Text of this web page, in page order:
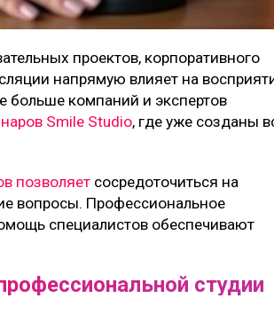
проектов, корпоративного
напрямую влияет на
больше компаний и экспертов
Smile Studio, где уже созданы
позволяет сосредоточиться на
вопросы. Профессиональное
специалистов обеспечивают
студии